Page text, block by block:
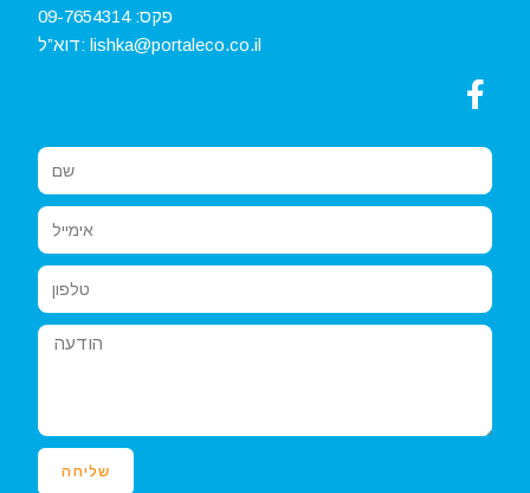
פקס:09-7654314
דוא”ל:lishka@portaleco.co.il
שליחה